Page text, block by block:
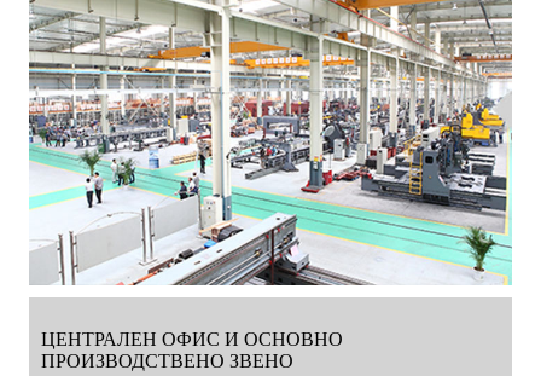
ЦЕНТРАЛЕН ОФИС И ОСНОВНО
ПРОИЗВОДСТВЕНО ЗВЕНО